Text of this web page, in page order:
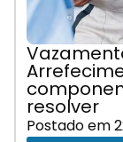
resolver
Postado em